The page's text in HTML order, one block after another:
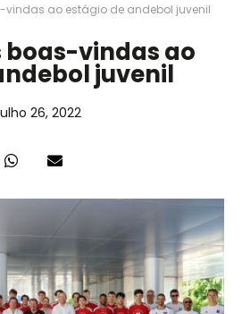
vindas ao estágio de andebol juvenil
boas-vindas ao
juvenil
26, 2022